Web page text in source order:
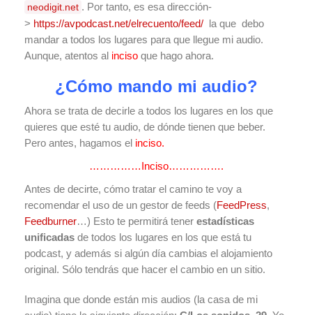
neodigit.net . Por tanto, es esa dirección-
> https://avpodcast.net/elrecuento/feed/ la que debo
mandar a todos los lugares para que llegue mi audio.
Aunque, atentos al inciso que hago ahora.
¿Cómo mando mi audio?
Ahora se trata de decirle a todos los lugares en los que
quieres que esté tu audio, de dónde tienen que beber.
Pero antes, hagamos el inciso.
……………Inciso…………….
Antes de decirte, cómo tratar el camino te voy a
recomendar el uso de un gestor de feeds (FeedPress,
Feedburner…) Esto te permitirá tener estadísticas
unificadas de todos los lugares en los que está tu
podcast, y además si algún día cambias el alojamiento
original. Sólo tendrás que hacer el cambio en un sitio.
Imagina que donde están mis audios (la casa de mi